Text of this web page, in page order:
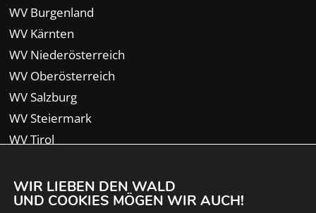
WV Burgenland
WV Kärnten
WV Niederösterreich
WV Oberösterreich
WV Salzburg
WV Steiermark
WV Tirol
WIR LIEBEN DEN WALD
UND COOKIES MÖGEN WIR AUCH!